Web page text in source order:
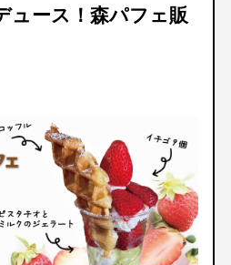
ュース！森パフェ販